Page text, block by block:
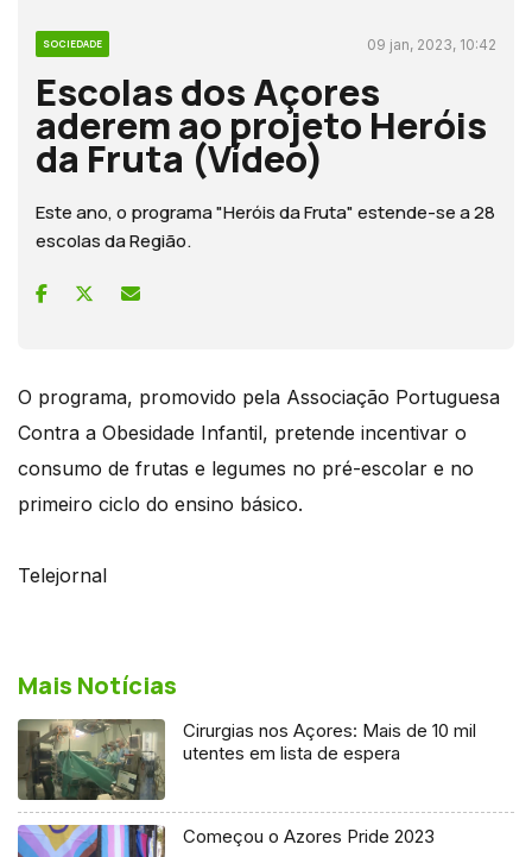
SOCIEDADE 09 jan, 2023, 10:42
Escolas dos Açores
aderem ao projeto Heróis
da Fruta (Vídeo)
Este ano, o programa "Heróis da Fruta" estende-se a 28
escolas da Região.
O programa, promovido pela Associação Portuguesa
Contra a Obesidade Infantil, pretende incentivar o
consumo de frutas e legumes no pré-escolar e no
primeiro ciclo do ensino básico.
Telejornal
Mais Notícias
Cirurgias nos Açores: Mais de 10 mil
utentes em lista de espera
Começou o Azores Pride 2023